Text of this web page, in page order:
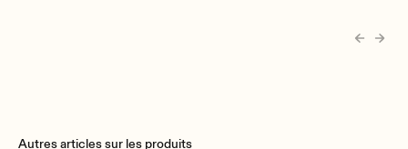
Autres articles sur les produits